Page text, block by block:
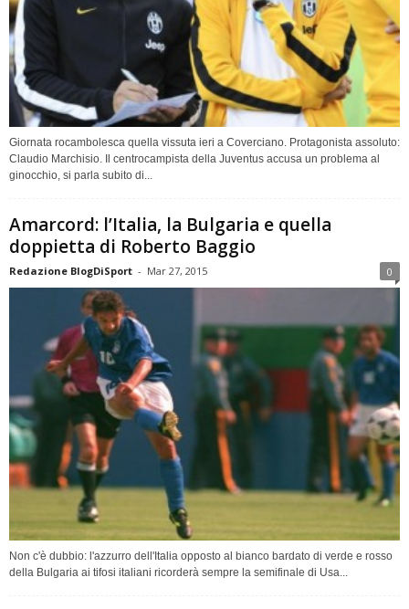
Giornata rocambolesca quella vissuta ieri a Coverciano. Protagonista assoluto:
Claudio Marchisio. Il centrocampista della Juventus accusa un problema al
ginocchio, si parla subito di...
Amarcord: l’Italia, la Bulgaria e quella
doppietta di Roberto Baggio
Redazione BlogDiSport - Mar 27, 2015 0
Non c'è dubbio: l'azzurro dell'Italia opposto al bianco bardato di verde e rosso
della Bulgaria ai tifosi italiani ricorderà sempre la semifinale di Usa...